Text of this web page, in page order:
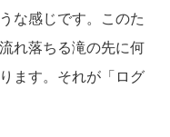
な感じです。このた
れ落ちる滝の先に何
ます。それが「ログ